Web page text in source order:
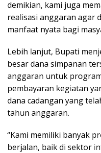
demikian, kami juga
realisasi anggaran agar
manfaat nyata bagi
Lebih lanjut, Bupati
besar dana simpanan
anggaran untuk
pembayaran kegiatan
dana cadangan yang
tahun anggaran.
“Kami memiliki banyak
berjalan, baik di sektor